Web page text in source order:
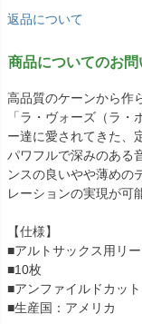
返品について
商品についてのお問
高品質のケーンから作
「ラ・ヴォーズ（ラ
ー達に愛されてきた、
パワフルで深みのある
ンスの良いやや薄めの
レーションの実現が可
【仕様】
■アルトサックス用リー
■10枚
■アンファイルドカッ
■生産国：アメリカ